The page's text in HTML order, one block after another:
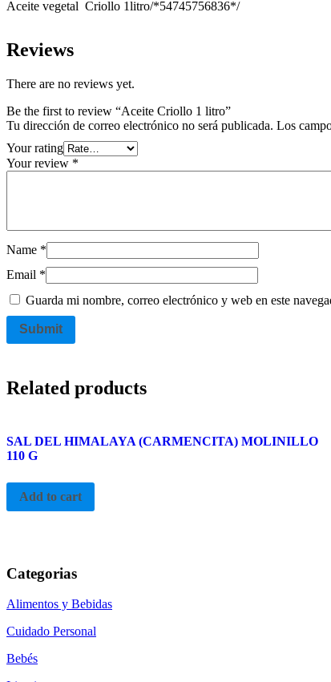
Aceite vegetal Criollo 1litro/*54745756836*/
Reviews
There are no reviews yet.
Be the first to review “Aceite Criollo 1 litro”
Tu dirección de correo electrónico no será publicada. Los
Your rating
Your review *
Name *
Email *
Guarda mi nombre, correo electrónico y web en este
Related products
SAL DEL HIMALAYA (CARMENCITA) MOLINILLO
110 G
Add to cart
Categorias
Alimentos y Bebidas
Cuidado Personal
Bebés